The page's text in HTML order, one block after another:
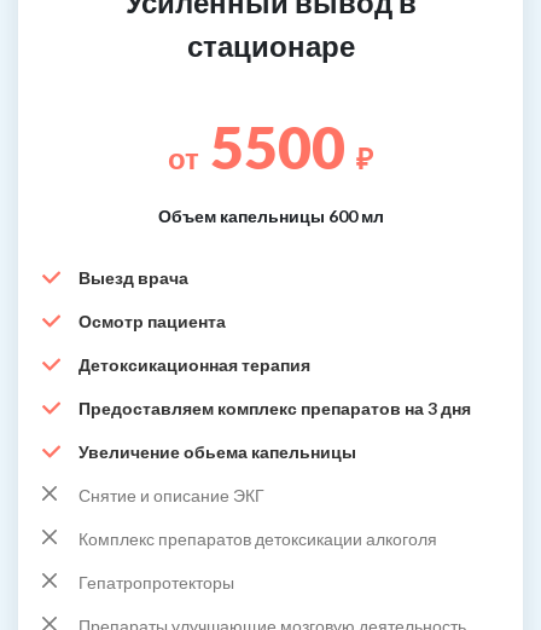
стационаре
от 5500 ₽
Объем капельницы 600 мл
Выезд врача
Осмотр пациента
Детоксикационная терапия
Предоставляем комплекс препаратов на 3 дня
Увеличение обьема капельницы
Снятие и описание ЭКГ
Комплекс препаратов детоксикации алкоголя
Гепатропротекторы
Препараты улучшающие мозговую деятельность